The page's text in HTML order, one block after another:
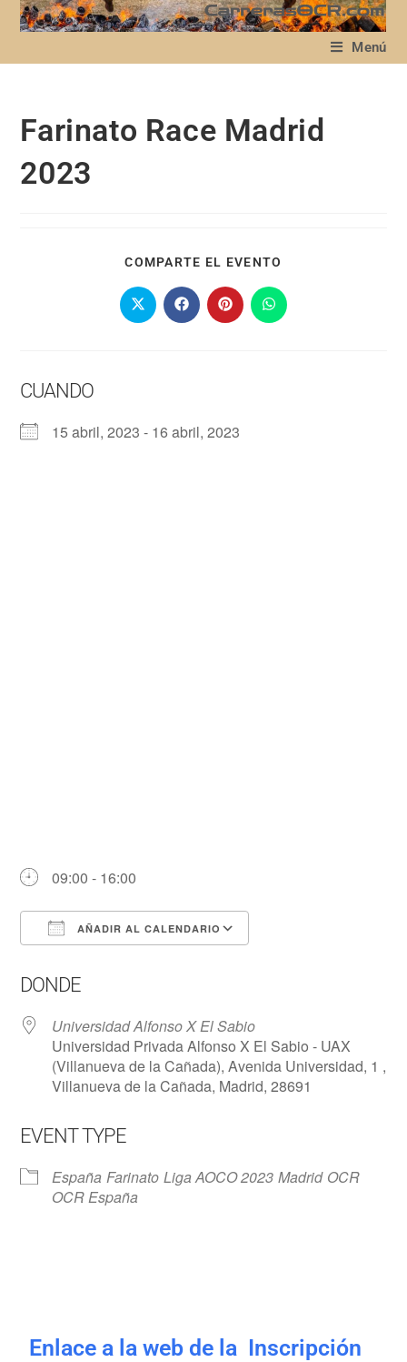
Menú
Farinato Race Madrid
2023
COMPARTE EL EVENTO
CUANDO
15 abril, 2023 - 16 abril, 2023
09:00 - 16:00
AÑADIR AL CALENDARIO
DONDE
Universidad Alfonso X El Sabio
Universidad Privada Alfonso X El Sabio - UAX
(Villanueva de la Cañada), Avenida Universidad, 1 ,
Villanueva de la Cañada, Madrid, 28691
EVENT TYPE
España Farinato Liga AOCO 2023 Madrid OCR
OCR España
Enlace a la web de la Inscripción